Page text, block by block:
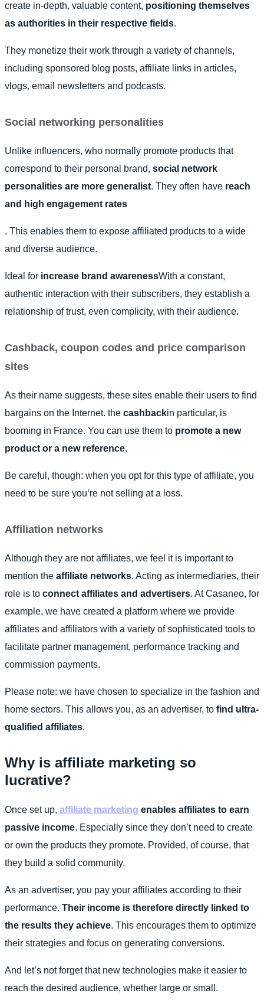
create in-depth, valuable content, positioning themselves
as authorities in their respective fields.
They monetize their work through a variety of channels,
including sponsored blog posts, affiliate links in articles,
vlogs, email newsletters and podcasts.
Social networking personalities
Unlike influencers, who normally promote products that
correspond to their personal brand, social network
personalities are more generalist. They often have reach
and high engagement rates
. This enables them to expose affiliated products to a wide
and diverse audience.
Ideal for increase brand awarenessWith a constant,
authentic interaction with their subscribers, they establish a
relationship of trust, even complicity, with their audience.
Cashback, coupon codes and price comparison
sites
As their name suggests, these sites enable their users to find
bargains on the Internet. the cashbackin particular, is
booming in France. You can use them to promote a new
product or a new reference.
Be careful, though: when you opt for this type of affiliate, you
need to be sure you’re not selling at a loss.
Affiliation networks
Although they are not affiliates, we feel it is important to
mention the affiliate networks. Acting as intermediaries, their
role is to connect affiliates and advertisers. At Casaneo, for
example, we have created a platform where we provide
affiliates and affiliators with a variety of sophisticated tools to
facilitate partner management, performance tracking and
commission payments.
Please note: we have chosen to specialize in the fashion and
home sectors. This allows you, as an advertiser, to find ultra-
qualified affiliates.
Why is affiliate marketing so
lucrative?
Once set up, affiliate marketing enables affiliates to earn
passive income. Especially since they don’t need to create
or own the products they promote. Provided, of course, that
they build a solid community.
As an advertiser, you pay your affiliates according to their
performance. Their income is therefore directly linked to
the results they achieve. This encourages them to optimize
their strategies and focus on generating conversions.
And let’s not forget that new technologies make it easier to
reach the desired audience, whether large or small.